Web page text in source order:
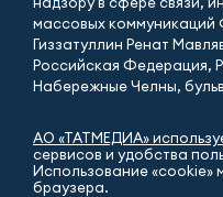
массовых коммуникаций
Гиззатуллин Ренат
Российская Федерация,
Набережные Челны,
АО «ТАТМЕДИА»
сервисов и удобства
Использование «cookie»
браузера.